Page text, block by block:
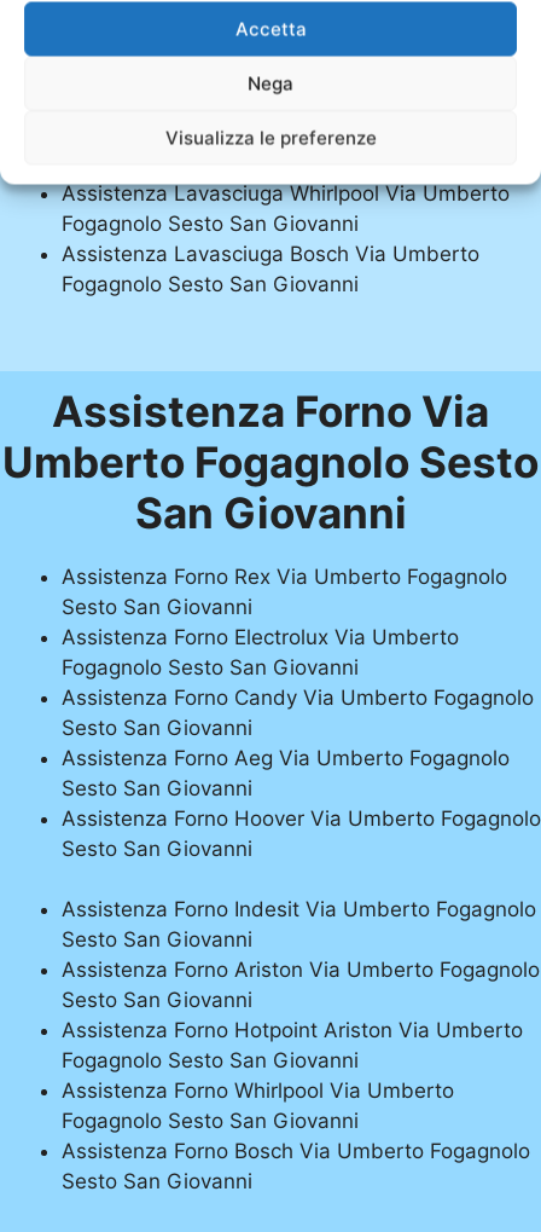
Accetta
Nega
Visualizza le preferenze
Fogagnolo Sesto San Giovanni
Assistenza Lavasciuga Ariston Via Umberto
Fogagnolo Sesto San Giovanni
Assistenza Lavasciuga Hotpoint Ariston Via
Assistenza Lavasciuga Whirlpool Via Umberto
Fogagnolo Sesto San Giovanni
Assistenza Lavasciuga Bosch Via Umberto
Fogagnolo Sesto San Giovanni
Assistenza Forno Via
Umberto Fogagnolo Sesto
San Giovanni
Assistenza Forno Rex Via Umberto Fogagnolo
Sesto San Giovanni
Assistenza Forno Electrolux Via Umberto
Fogagnolo Sesto San Giovanni
Assistenza Forno Candy Via Umberto Fogagnolo
Sesto San Giovanni
Assistenza Forno Aeg Via Umberto Fogagnolo
Sesto San Giovanni
Assistenza Forno Hoover Via Umberto Fogagnolo
Sesto San Giovanni
Assistenza Forno Indesit Via Umberto Fogagnolo
Sesto San Giovanni
Assistenza Forno Ariston Via Umberto Fogagnolo
Sesto San Giovanni
Assistenza Forno Hotpoint Ariston Via Umberto
Fogagnolo Sesto San Giovanni
Assistenza Forno Whirlpool Via Umberto
Fogagnolo Sesto San Giovanni
Assistenza Forno Bosch Via Umberto Fogagnolo
Sesto San Giovanni